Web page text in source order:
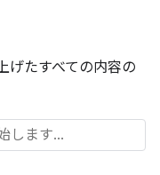
げたすべての内容の